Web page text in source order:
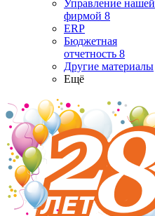
Управление нашей
фирмой 8
ERP
Бюджетная
отчетность 8
Другие материалы
Ещё